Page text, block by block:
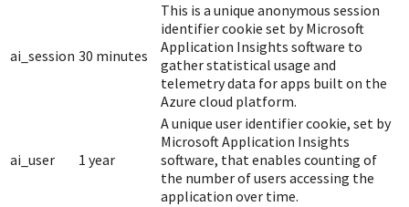
ai_session 30 minutes
This is a unique anonymous session
identifier cookie set by Microsoft
Application Insights software to
gather statistical usage and
telemetry data for apps built on the
Azure cloud platform.
ai_user 1 year
A unique user identifier cookie, set by
Microsoft Application Insights
software, that enables counting of
the number of users accessing the
application over time.